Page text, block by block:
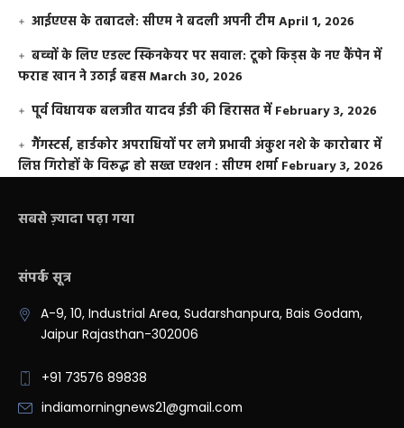
आईएएस के तबादले: सीएम ने बदली अपनी टीमApril 1, 2026
बच्चों के लिए एडल्ट स्किनकेयर पर सवाल: टूको किड्स के नए कैंपेन में
फराह खान ने उठाई बहसMarch 30, 2026
पूर्व विधायक बलजीत यादव ईडी की हिरासत में February 3, 2026
गैंगस्टर्स, हार्डकोर अपराधियों पर लगे प्रभावी अंकुश नशे के कारोबार में
लिप्त गिरोहों के विरूद्ध हो सख्त एक्शन : सीएम शर्मा February 3, 2026
सबसे ज़्यादा पढ़ा गया
संपर्क सूत्र
A-9, 10, Industrial Area, Sudarshanpura, Bais Godam,
Jaipur Rajasthan-302006
+91 73576 89838
indiamorningnews21@gmail.com